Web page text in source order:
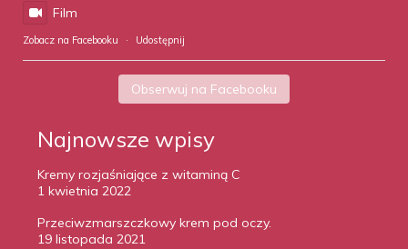
Film
Zobacz na Facebooku · Udostępnij
Obserwuj na Facebooku
Najnowsze wpisy
Kremy rozjaśniające z witaminą C
1 kwietnia 2022
Przeciwzmarszczkowy krem pod oczy.
19 listopada 2021